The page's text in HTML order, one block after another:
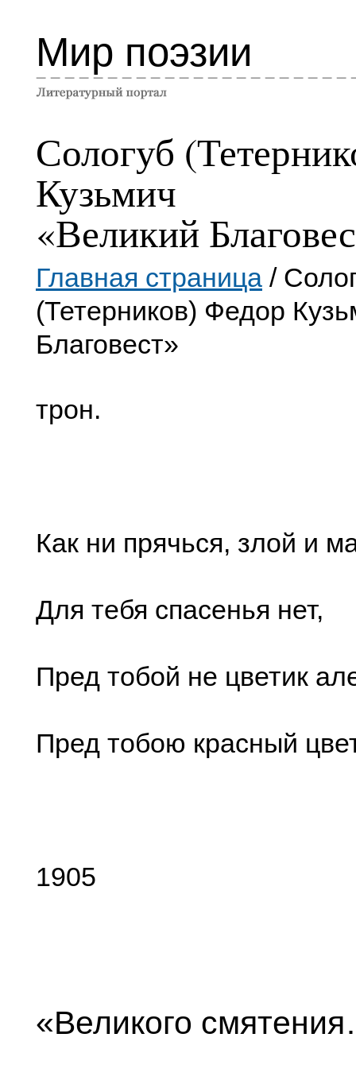
Мир поэзии
Сологуб
Кузьмич
«Великий
Главная страница /
(Тетерников) Федор
Благовест»
трон.
Как ни прячься, злой и
Для тебя спасенья нет,
Пред тобой не цветик
Пред тобою красный
1905
«Великого